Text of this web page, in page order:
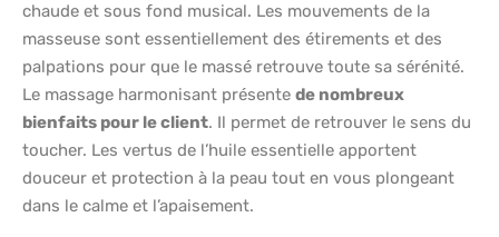
chaude et sous fond musical. Les mouvements de la
masseuse sont essentiellement des étirements et des
palpations pour que le massé retrouve toute sa sérénité.
Le massage harmonisant présente de nombreux
bienfaits pour le client. Il permet de retrouver le sens du
toucher. Les vertus de l’huile essentielle apportent
douceur et protection à la peau tout en vous plongeant
dans le calme et l’apaisement.